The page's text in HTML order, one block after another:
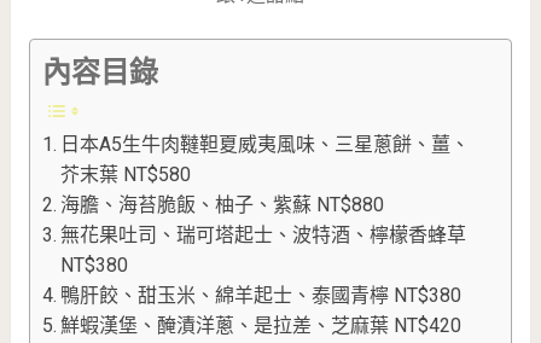
內容目錄
日本A5生牛肉韃靼夏威夷風味、三星蔥餅、薑、
芥末葉 NT$580
海膽、海苔脆飯、柚子、紫蘇 NT$880
無花果吐司、瑞可塔起士、波特酒、檸檬香蜂草
NT$380
鴨肝餃、甜玉米、綿羊起士、泰國青檸 NT$380
鮮蝦漢堡、醃漬洋蔥、是拉差、芝麻葉 NT$420